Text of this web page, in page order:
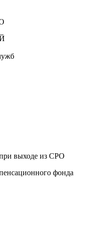
выходе из СРО
фонда